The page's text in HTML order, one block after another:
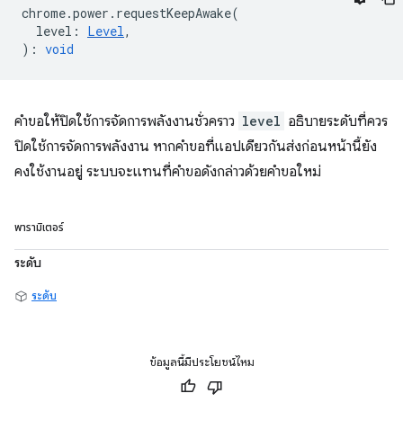
chrome.power . requestKeepAwake(
level : Level,
) : void
คำขอให้ปิดใช้การจัดการพลังงานชั่วคราว level อธิบายระดับที่ควร
ปิดใช้การจัดการพลังงาน หากคำขอที่แอปเดียวกันส่งก่อนหน้านี้ยัง
คงใช้งานอยู่ ระบบจะแทนที่คำขอดังกล่าวด้วยคำขอใหม่
พารามิเตอร์
ระดับ
ระดับ
ข้อมูลนี้มีประโยชน์ไหม